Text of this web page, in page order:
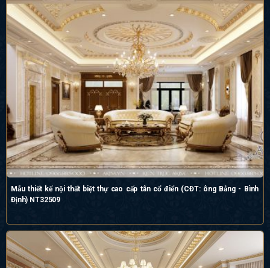
Mẫu thiết kế nội thất biệt thự cao cấp tân cổ điển (CĐT: ông Bảng - Bình
Định) NT32509